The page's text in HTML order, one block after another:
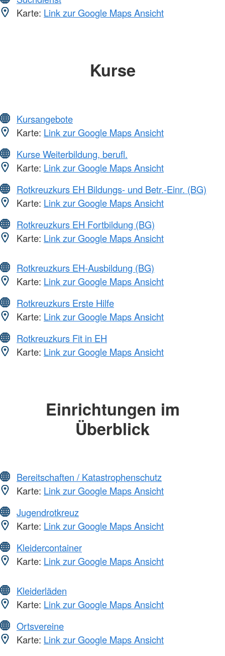
Karte: Link zur Google Maps Ansicht
Kurse
Kursangebote
Karte: Link zur Google Maps Ansicht
Kurse Weiterbildung, berufl.
Karte: Link zur Google Maps Ansicht
Rotkreuzkurs EH Bildungs- und Betr.-Einr. (BG)
Karte: Link zur Google Maps Ansicht
Rotkreuzkurs EH Fortbildung (BG)
Karte: Link zur Google Maps Ansicht
Rotkreuzkurs EH-Ausbildung (BG)
Karte: Link zur Google Maps Ansicht
Rotkreuzkurs Erste Hilfe
Karte: Link zur Google Maps Ansicht
Rotkreuzkurs Fit in EH
Karte: Link zur Google Maps Ansicht
Einrichtungen im
Überblick
Bereitschaften / Katastrophenschutz
Karte: Link zur Google Maps Ansicht
Jugendrotkreuz
Karte: Link zur Google Maps Ansicht
Kleidercontainer
Karte: Link zur Google Maps Ansicht
Kleiderläden
Karte: Link zur Google Maps Ansicht
Ortsvereine
Karte: Link zur Google Maps Ansicht